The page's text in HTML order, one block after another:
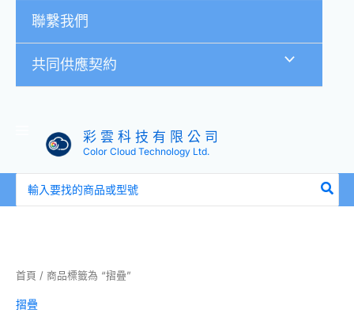
聯繫我們
共同供應契約
彩 雲 科 技 有 限 公 司
Color Cloud Technology Ltd.
尋：
首頁 / 商品標籤為 “摺疊”
摺疊